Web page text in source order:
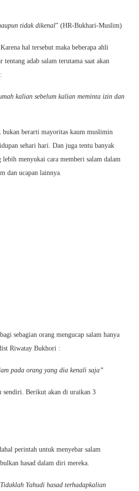
tidak dikenal” (HR-Bukhari-Muslim)
hal tersebut maka beberapa ahli
adab salam terutama saat akan
kalian sebelum kalian meminta izin dan
bukan berarti mayoritas kaum muslimin
sehari hari. Dan juga tentu banyak
menyukai cara memberi salam dalam
dan ucapan lainnya.
sebagian orang mengucap salam hanya
Riwatay Bukhori :
pada orang yang dia kenali saja”
sendiri. Berikut akan di uraikan 3
perintah untuk menyebar salam
hasad dalam diri mereka.
Yahudi hasad terhadapkalian